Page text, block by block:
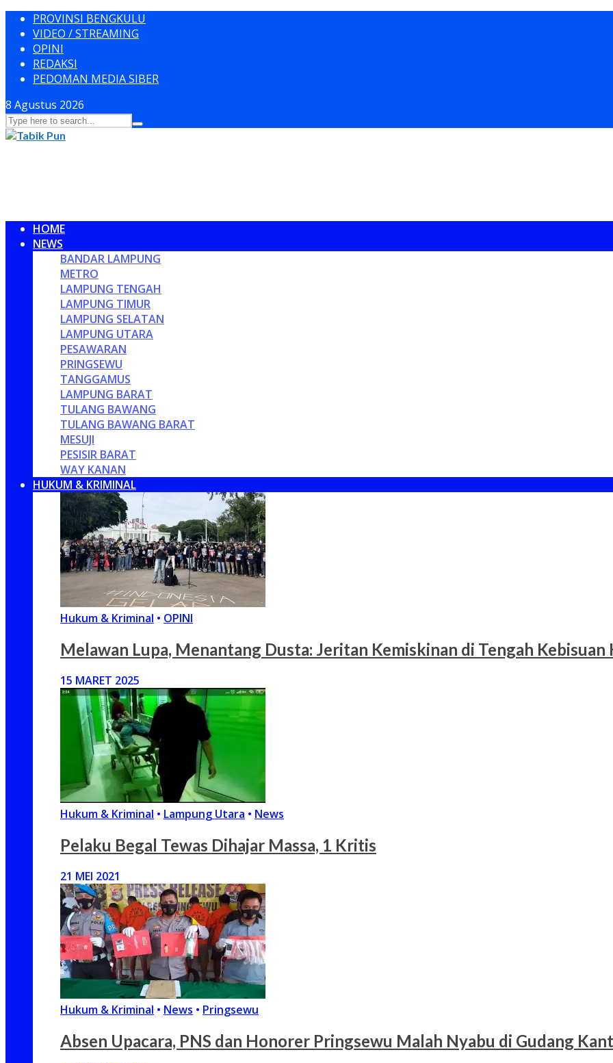
PROVINSI BENGKULU
VIDEO / STREAMING
OPINI
REDAKSI
PEDOMAN MEDIA SIBER
8 Agustus 2026
HOME
NEWS
BANDAR LAMPUNG
METRO
LAMPUNG TENGAH
LAMPUNG TIMUR
LAMPUNG SELATAN
LAMPUNG UTARA
PESAWARAN
PRINGSEWU
TANGGAMUS
LAMPUNG BARAT
TULANG BAWANG
TULANG BAWANG BARAT
MESUJI
PESISIR BARAT
WAY KANAN
HUKUM & KRIMINAL
Hukum & Kriminal • OPINI
Melawan Lupa, Menantang Dusta: Jeritan Kemiskinan di Tengah Kebisuan
15 MARET 2025
Hukum & Kriminal • Lampung Utara • News
Pelaku Begal Tewas Dihajar Massa, 1 Kritis
21 MEI 2021
Hukum & Kriminal • News • Pringsewu
Absen Upacara, PNS dan Honorer Pringsewu Malah Nyabu di Gudang